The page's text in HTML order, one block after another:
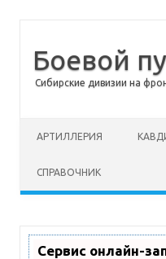
Боевой
Сибирские дивизии на
АРТИЛЛЕРИЯ
СПРАВОЧНИК
Сервис онлайн-